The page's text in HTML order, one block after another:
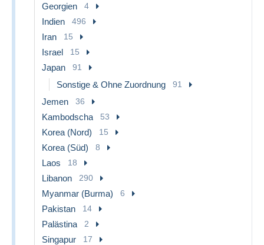
Georgien 4
Indien 496
Iran 15
Israel 15
Japan 91
Sonstige & Ohne Zuordnung 91
Jemen 36
Kambodscha 53
Korea (Nord) 15
Korea (Süd) 8
Laos 18
Libanon 290
Myanmar (Burma) 6
Pakistan 14
Palästina 2
Singapur 17